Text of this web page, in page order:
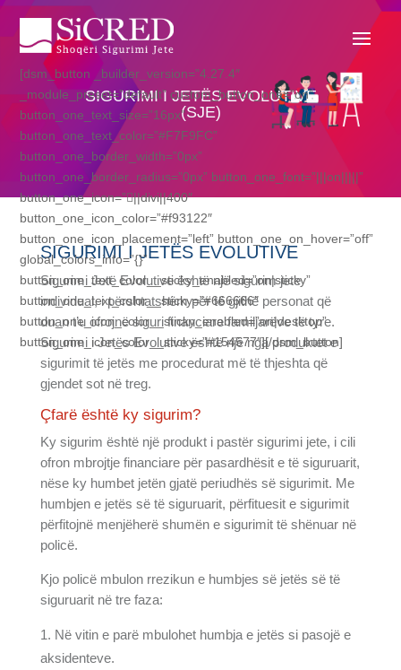
[dsm_button _builder_version=”4.27.4″
_module_preset=”default” custom_button_one=”on”
button_one_text_size=”16px”
button_one_text_color=”#F7F9FC”
button_one_border_width=”0px”
button_one_border_radius=”0px” button_one_font=”|||on|||||”
button_one_icon=”||divi||400″
button_one_icon_color=”#f93122″
button_one_icon_placement=”left” button_one_on_hover=”off”
global_colors_info=”{}”
button_one_text_color__sticky_enabled=”on|sticky”
button_one_text_color__sticky=”#666666″
button_one_icon_color__sticky_enabled=”on|desktop”
button_one_icon_color__sticky=”#154577″][/dsm_button]
SIGURIMI I JETËS EVOLUTIVE
(SJE)
SIGURIMI I JETËS EVOLUTIVE
Sigurimi Jetë Evolutive është një sigurim jete
individual, i përshtatshëm për të gjithë personat që
duan t’u ofrojnë siguri financiare familjarëve të tyre.
Sigurimi i Jetës Evolutive është një nga produktet e
sigurimit të jetës me procedurat më të thjeshta që
gjendet sot në treg.
Çfarë është ky sigurim?
Ky sigurim është një produkt i pastër sigurimi jete, i cili
ofron mbrojtje financiare për pasardhësit e të siguruarit,
nëse ky humbet jetën gjatë periudhës së sigurimit. Me
humbjen e jetës së të siguruarit, përfituesit e sigurimit
përfitojnë menjëherë shumën e sigurimit të shënuar në
policë.
Kjo policë mbulon rrezikun e humbjes së jetës së të
siguruarit në tre faza:
Në vitin e parë mbulohet humbja e jetës si pasojë e
aksidenteve.